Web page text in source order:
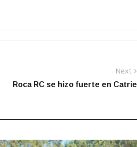
Next
Roca RC se hizo fuerte en Catriel